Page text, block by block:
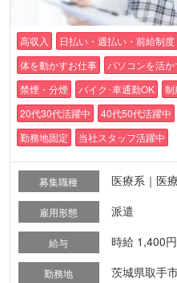
高収入 日払い・週払い・前給制度
体を動かすお仕事
パソコンを活か
禁煙・分煙
バイク･車通勤OK 制
20代30代活躍中
40代50代活躍中
勤務地固定
当社スタッフ活躍中
募集職種 医療系｜医
雇用形態 派遣
給与 時給 1,400
勤務地 茨城県取手